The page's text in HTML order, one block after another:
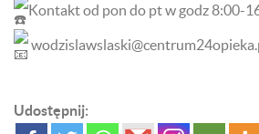
Kontakt od pon do pt w godz 8:00-
Udostępnij: